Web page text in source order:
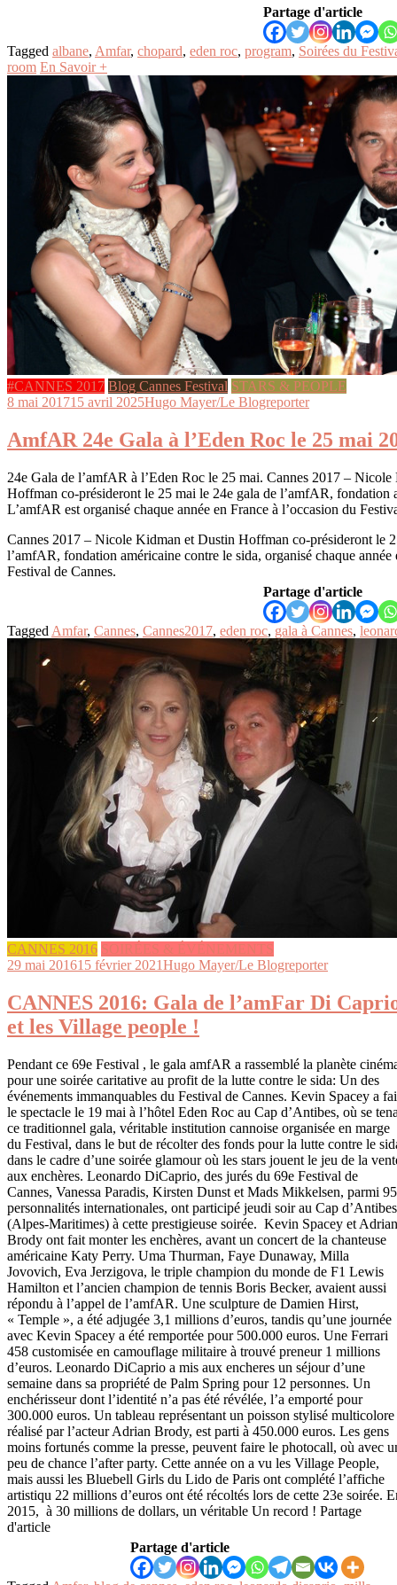
Partage d'article
Tagged albane, Amfar, chopard, eden roc, program, Soirées du
room En Savoir +
#CANNES 2017 Blog Cannes Festival STARS & PEOPLE
8 mai 201715 avril 2025Hugo Mayer/Le Blogreporter
AmfAR 24e Gala à l’Eden Roc le 25 mai
24e Gala de l’amfAR à l’Eden Roc le 25 mai. Cannes 2017 –
Hoffman co-présideront le 25 mai le 24e gala de l’amfAR, fondation
L’amfAR est organisé chaque année en France à l’occasion du
Cannes 2017 – Nicole Kidman et Dustin Hoffman co-présideront le
l’amfAR, fondation américaine contre le sida, organisé chaque année
Festival de Cannes.
Partage d'article
Tagged Amfar, Cannes, Cannes2017, eden roc, gala à Cannes,
CANNES 2016 SOIRÉES & ÉVÉNEMENTS
29 mai 201615 février 2021Hugo Mayer/Le Blogreporter
CANNES 2016: Gala de l’amFar Di
et les Village people !
Pendant ce 69e Festival , le gala amfAR a rassemblé la planète
pour une soirée caritative au profit de la lutte contre le sida: Un des
événements immanquables du Festival de Cannes. Kevin Spacey a
le spectacle le 19 mai à l’hôtel Eden Roc au Cap d’Antibes, où se
ce traditionnel gala, véritable institution cannoise organisée en marge
du Festival, dans le but de récolter des fonds pour la lutte contre le
dans le cadre d’une soirée glamour où les stars jouent le jeu de la
aux enchères. Leonardo DiCaprio, des jurés du 69e Festival de
Cannes, Vanessa Paradis, Kirsten Dunst et Mads Mikkelsen, parmi
personnalités internationales, ont participé jeudi soir au Cap d’Antibes
(Alpes-Maritimes) à cette prestigieuse soirée. Kevin Spacey et Adrian
Brody ont fait monter les enchères, avant un concert de la chanteuse
américaine Katy Perry. Uma Thurman, Faye Dunaway, Milla
Jovovich, Eva Jerzigova, le triple champion du monde de F1 Lewis
Hamilton et l’ancien champion de tennis Boris Becker, avaient aussi
répondu à l’appel de l’amfAR. Une sculpture de Damien Hirst,
« Temple », a été adjugée 3,1 millions d’euros, tandis qu’une journée
avec Kevin Spacey a été remportée pour 500.000 euros. Une Ferrari
458 customisée en camouflage militaire à trouvé preneur 1 millions
d’euros. Leonardo DiCaprio a mis aux encheres un séjour d’une
semaine dans sa propriété de Palm Spring pour 12 personnes. Un
enchérisseur dont l’identité n’a pas été révélée, l’a emporté pour
300.000 euros. Un tableau représentant un poisson stylisé multicolore
réalisé par l’acteur Adrian Brody, est parti à 450.000 euros. Les gens
moins fortunés comme la presse, peuvent faire le photocall, où avec
peu de chance l’after party. Cette année on a vu les Village People,
mais aussi les Bluebell Girls du Lido de Paris ont complété l’affiche
artistiqu 22 millions d’euros ont été récoltés lors de cette 23e soirée.
2015, à 30 millions de dollars, un véritable Un record ! Partage
d'article
Partage d'article